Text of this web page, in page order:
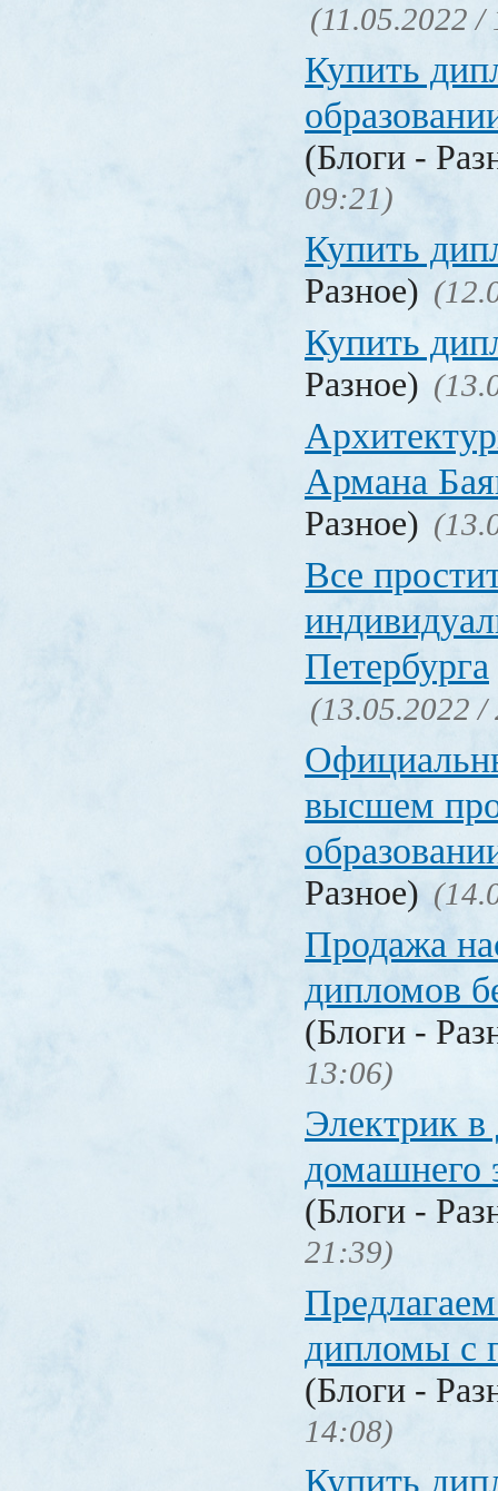
(11.05.2022 /
Купить
(Блоги -
09:21)
Купить
Разное)
Купить
Разное)
Армана
Разное)
Все
Петербурга
(13.05.2022 /
высшем
Разное)
Продажа
дипломов
(Блоги -
13:06)
Электрик в
домашнего
(Блоги -
21:39)
дипломы с
(Блоги -
14:08)
Купить